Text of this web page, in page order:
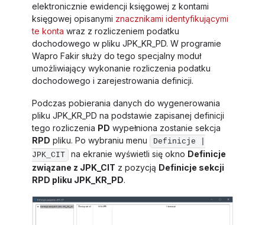
elektronicznie ewidencji księgowej z kontami
księgowej opisanymi znacznikami identyfikującymi
te konta wraz z rozliczeniem podatku
dochodowego w pliku JPK_KR_PD. W programie
Wapro Fakir służy do tego specjalny moduł
umożliwiający wykonanie rozliczenia podatku
dochodowego i zarejestrowania definicji.
Podczas pobierania danych do wygenerowania
pliku JPK_KR_PD na podstawie zapisanej definicji
tego rozliczenia PD wypełniona zostanie sekcja
RPD pliku. Po wybraniu menu
Definicje |
JPK_CIT
na ekranie wyświetli się okno Definicje
związane z JPK_CIT z pozycją Definicje sekcji
RPD pliku JPK_KR_PD.